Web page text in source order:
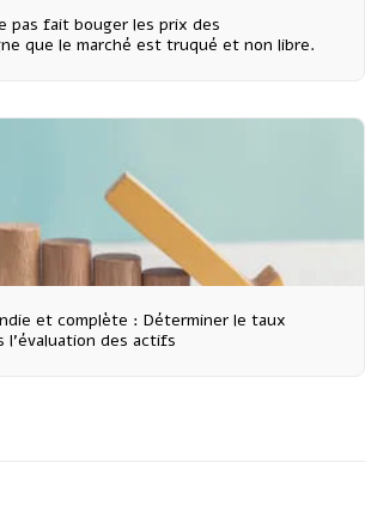
pas fait bouger les prix des
que le marché est truqué et non libre.
et complète : Déterminer le taux
l'évaluation des actifs